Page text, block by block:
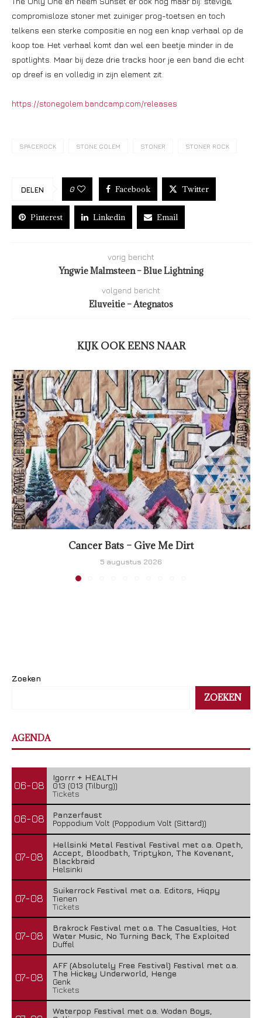
compromisloze stoner met zuiniger prog-toetsen en toch
telkens een sterke compositie en nog een knap verhaal op de
koop toe. Het verhaal komt dan wel een beetje minder in de
spotlights. Maar bij deze drie tracks hoor je een band die echt
op dreef is en volledig in zijn element zit.
https://stonegolem.bandcamp.com/releases
SPACEROCK STONE GOLEM STONER STONER ROCK
DELEN 0 Facebook Twitter
Pinterest Linkedin Email
vorig bericht
Yngwie Malmsteen – Blue Lightning
volgend bericht
Eluveitie – Ategnatos
KIJK OOK EENS NAAR
Cancer Bats – Give Me Dirt
5 augustus 2026
Zoeken
ZOEKEN
AGENDA
06-08
Igorrr + HEALTH
013 (013 (Tilburg))
Tickets
06-08
Panzerfaust
Poppodium Volt (Poppodium Volt (Sittard))
07-08
Hellsinki Metal Festival Festival met o.a. Opeth,
Accept, Bloodbath, Triptykon, The Kovenant,
Blackbraid
Helsinki
07-08
Suikerrock Festival met o.a. Editors, Hiqpy
Tienen
Tickets
07-08
Brakrock Festival met o.a. The Casualties, Hot
Water Music, No Turning Back, The Exploited
Duffel
07-08
AFF (Absolutely Free Festival) Festival met o.a.
The Hickey Underworld, Henge
Genk
Tickets
Waterpop Festival met o.a. Wodan Boys,